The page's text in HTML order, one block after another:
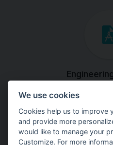
Step by steps
to solve a
We use cookies
Cookies help us to improve
and provide more
would like to manage your
Customize. For more